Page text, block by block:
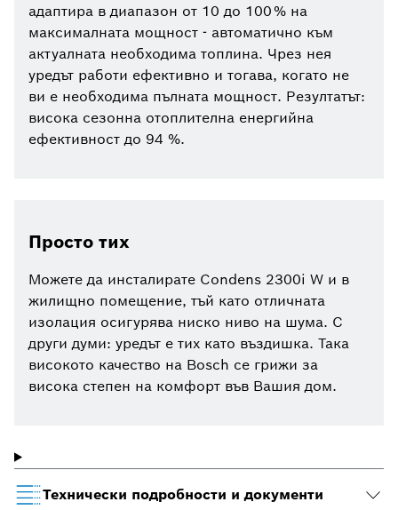
адаптира в диапазон от 10 до 100 % на
максималната мощност - автоматично към
актуалната необходима топлина. Чрез нея
уредът работи ефективно и тогава, когато не
ви е необходима пълната мощност. Резултатът:
висока сезонна отоплителна енергийна
ефективност до 94 %.
Просто тих
Можете да инсталирате Condens 2300i W и в
жилищно помещение, тъй като отличната
изолация осигурява ниско ниво на шума. С
други думи: уредът е тих като въздишка. Така
високото качество на Bosch се грижи за
висока степен на комфорт във Вашия дом.
Технически подробности и документи